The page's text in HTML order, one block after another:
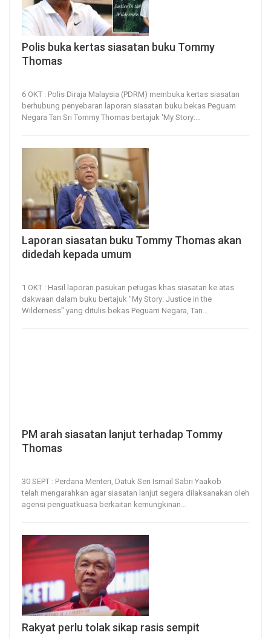
Polis buka kertas siasatan buku Tommy
Thomas
6 OKT : Polis Diraja Malaysia (PDRM) membuka kertas siasatan
berhubung penyebaran laporan siasatan buku bekas Peguam
Negara Tan Sri Tommy Thomas bertajuk 'My Story:…
Laporan siasatan buku Tommy Thomas akan
didedah kepada umum
1 OKT : Hasil laporan pasukan petugas khas siasatan ke atas
dakwaan dalam buku bertajuk "My Story: Justice in the
Wilderness" yang ditulis bekas Peguam Negara, Tan…
PM arah siasatan lanjut terhadap Tommy
Thomas
30 SEPT : Perdana Menteri, Datuk Seri Ismail Sabri Yaakob
telah mengarahkan agar siasatan lanjut segera dilaksanakan oleh
agensi penguatkuasa berkaitan kemungkinan
Rakyat perlu tolak sikap rasis sempit